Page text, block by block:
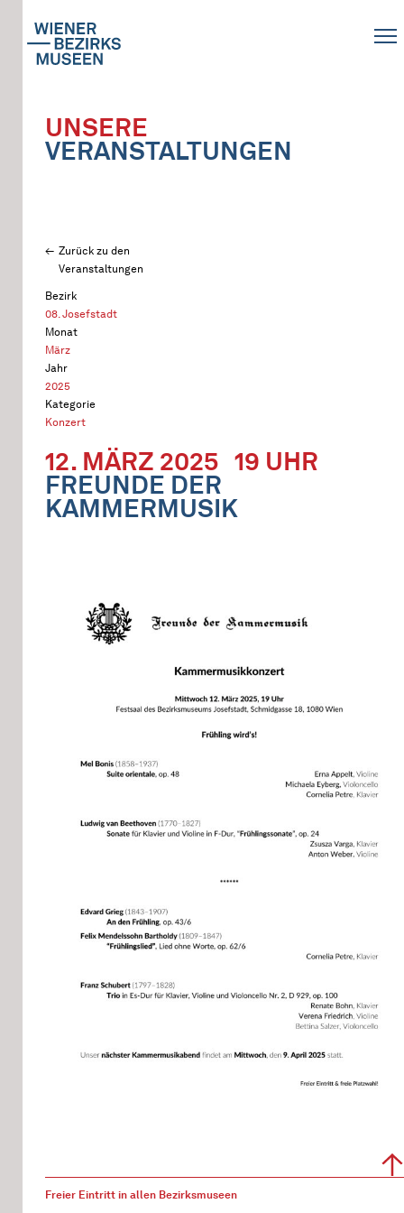
UNSERE
VERANSTALTUNGEN
Zurück zu den
Veranstaltungen
Bezirk
08. Josefstadt
Monat
März
Jahr
2025
Kategorie
Konzert
12. MÄRZ 2025 19 UHR
FREUNDE DER
KAMMERMUSIK
Freier Eintritt in allen Bezirksmuseen